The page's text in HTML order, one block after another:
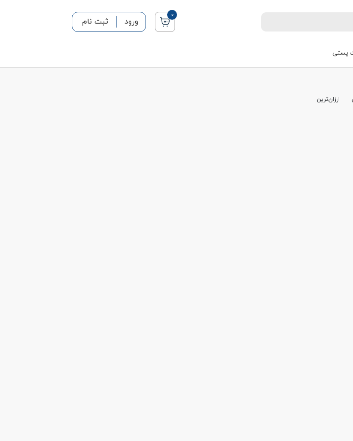
0
ورود ثبت نام
پستی
ارزان‌ترین